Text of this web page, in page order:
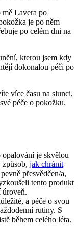
mě Lavera po
je po něm
po celém dni na
kterou jsem kdy
dokonalou péči po
více času na slunci,
péče o pokožku.
je skvělou
jak chránit
přesvědčen/a,
tento produkt
úroveň.
a péče o svou
rutiny. S
během celého léta.